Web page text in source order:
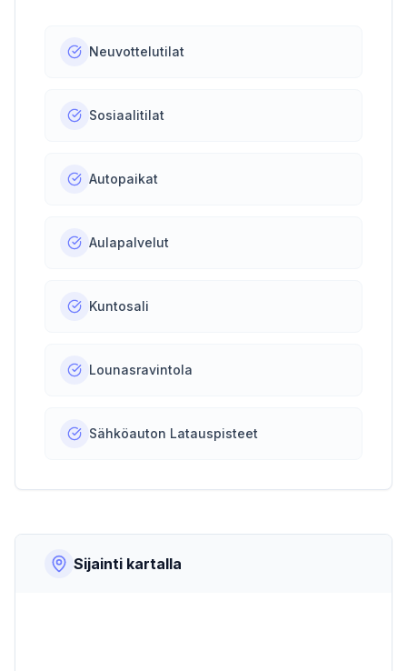
Neuvottelutilat
Sosiaalitilat
Autopaikat
Aulapalvelut
Kuntosali
Lounasravintola
Sähköauton Latauspisteet
Sijainti kartalla